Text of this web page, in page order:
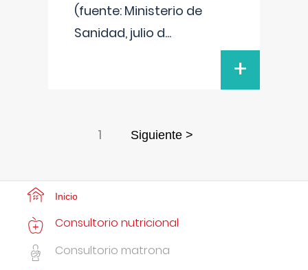
(fuente: Ministerio de
Sanidad, julio d...
+
1 Siguiente >
Inicio
Consultorio nutricional
Consultorio matrona